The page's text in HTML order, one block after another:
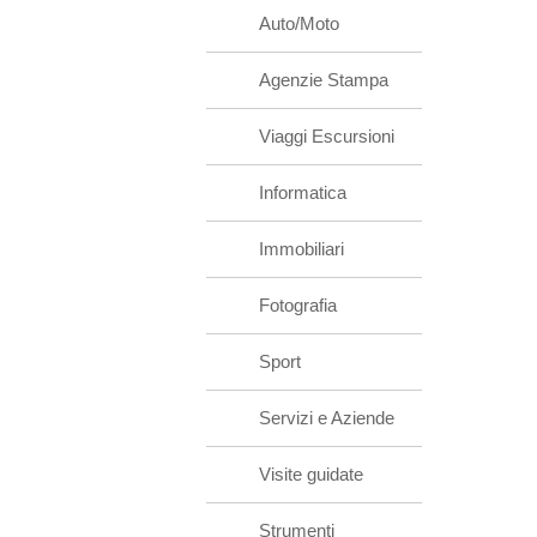
Auto/Moto
Agenzie Stampa
Viaggi Escursioni
Informatica
Immobiliari
Fotografia
Sport
Servizi e Aziende
Visite guidate
Strumenti